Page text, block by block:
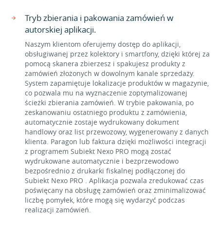
Tryb zbierania i pakowania zamówień w
autorskiej aplikacji.
Naszym klientom oferujemy dostęp do aplikacji,
obsługiwanej przez kolektory i smartfony, dzięki której za
pomocą skanera zbierzesz i spakujesz produkty z
zamówień złożonych w dowolnym kanale sprzedaży.
System zapamiętuje lokalizacje produktów w magazynie,
co pozwala mu na wyznaczenie zoptymalizowanej
ścieżki zbierania zamówień. W trybie pakowania, po
zeskanowaniu ostatniego produktu z zamówienia,
automatycznie zostaje wydrukowany dokument
handlowy oraz list przewozowy, wygenerowany z danych
klienta. Paragon lub faktura dzięki możliwości integracji
z programem Subiekt Nexo PRO mogą zostać
wydrukowane automatycznie i bezprzewodowo
bezpośrednio z drukarki fiskalnej podłączonej do
Subiekt Nexo PRO . Aplikacja pozwala zredukować czas
poświęcany na obsługę zamówień oraz zminimalizować
liczbę pomyłek, które mogą się wydarzyć podczas
realizacji zamówień.